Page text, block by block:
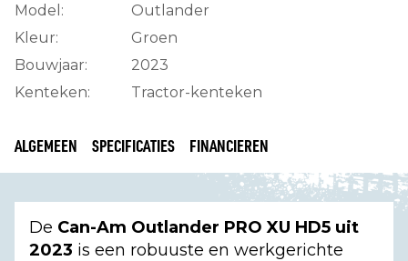
Model:
Outlander
Kleur:
Groen
Bouwjaar:
2023
Kenteken:
Tractor-kenteken
ALGEMEEN SPECIFICATIES FINANCIEREN
De Can-Am Outlander PRO XU HD5 uit
2023 is een robuuste en werkgerichte